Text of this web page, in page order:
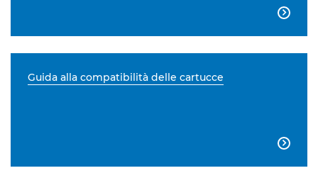

Guida alla compatibilità delle cartucce
